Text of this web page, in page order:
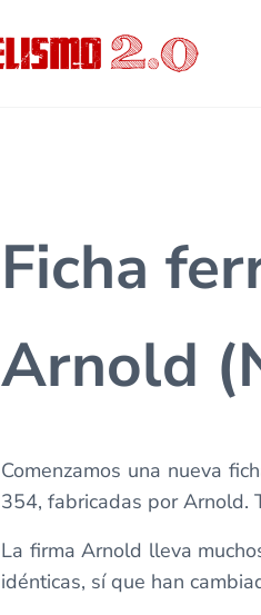
Ficha
Arnold
Comenzamos una nueva
354, fabricadas por Arnold.
La firma Arnold lleva
idénticas, sí que han